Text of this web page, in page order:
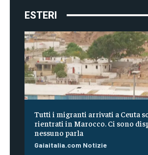
ESTERI
Tutti i migranti arrivati a Ceuta
rientrati in Marocco. Ci sono
nessuno parla
Gaiaitalia.com Notizie